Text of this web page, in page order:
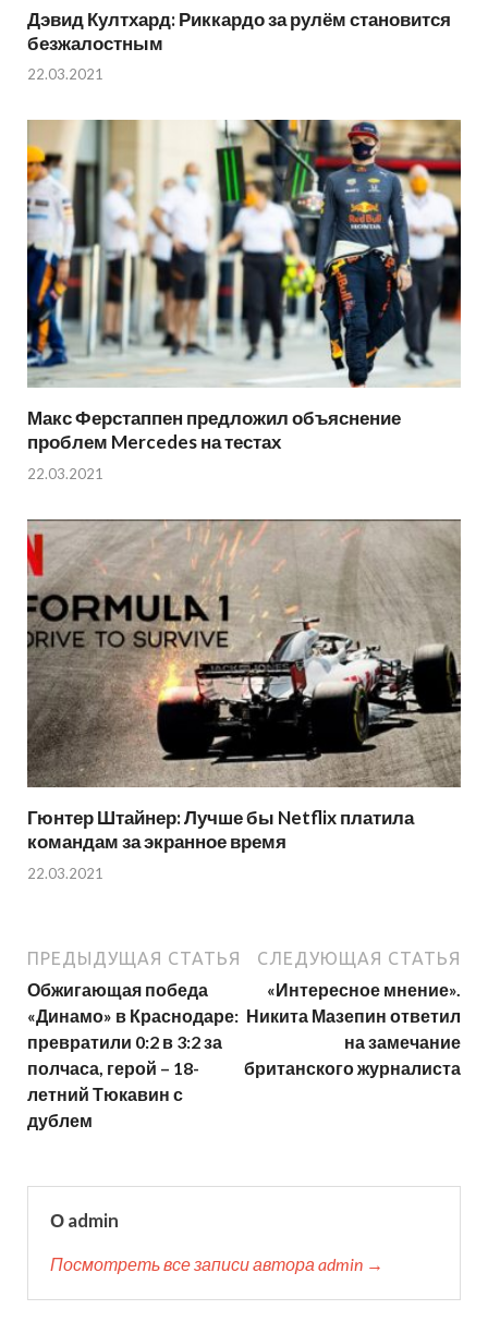
Дэвид Култхард: Риккардо за рулём становится
безжалостным
22.03.2021
Макс Ферстаппен предложил объяснение
проблем Mercedes на тестах
22.03.2021
Гюнтер Штайнер: Лучше бы Netflix платила
командам за экранное время
22.03.2021
ПРЕДЫДУЩАЯ СТАТЬЯ
Обжигающая победа
«Динамо» в Краснодаре:
превратили 0:2 в 3:2 за
полчаса, герой – 18-
летний Тюкавин с
дублем
СЛЕДУЮЩАЯ СТАТЬЯ
«Интересное мнение».
Никита Мазепин ответил
на замечание
британского журналиста
О admin
Посмотреть все записи автора admin →